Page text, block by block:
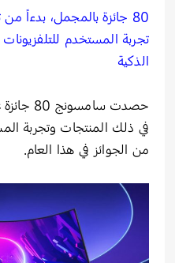
80 جائزة بالمجمل، بدءاً
تجربة المستخدم للتلفزيونات
الذكية
حصدت
في ذلك المنتجات وتجربة
من الجوائز في هذا العام.